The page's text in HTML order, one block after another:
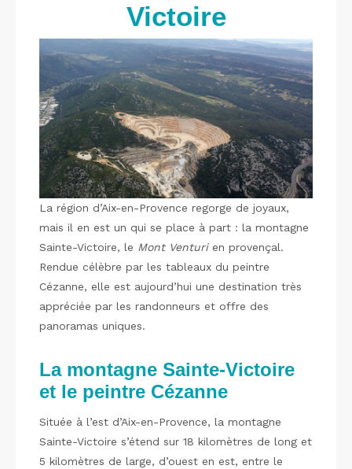
Victoire
La région d’Aix-en-Provence regorge de joyaux,
mais il en est un qui se place à part : la montagne
Sainte-Victoire, le Mont Venturien provençal.
Rendue célèbre par les tableaux du peintre
Cézanne, elle est aujourd’hui une destination très
appréciée par les randonneurs et offre des
panoramas uniques.
La montagne Sainte-Victoire
et le peintre Cézanne
Située à l’est d’Aix-en-Provence, la montagne
Sainte-Victoire s’étend sur 18 kilomètres de long et
5 kilomètres de large, d’ouest en est, entre le